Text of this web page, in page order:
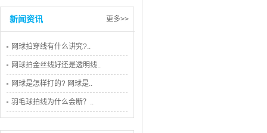
新闻资讯 更多>>
网球拍穿线有什么讲究?..
网球拍金丝线好还是透明线..
网球是怎样打的? 网球是..
羽毛球拍线为什么会断？..